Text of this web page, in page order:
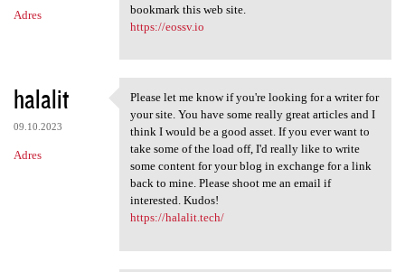
Adres
bookmark this web site.
https://eossv.io
halalit
09.10.2023
Adres
Please let me know if you're
Please let me know if you're looking for a writer for
your site. You have some really great articles and I
think I would be a good asset. If you ever want to
take some of the load off, I'd really like to write
some content for your blog in exchange for a link
back to mine. Please shoot me an email if
interested. Kudos!
https://halalit.tech/